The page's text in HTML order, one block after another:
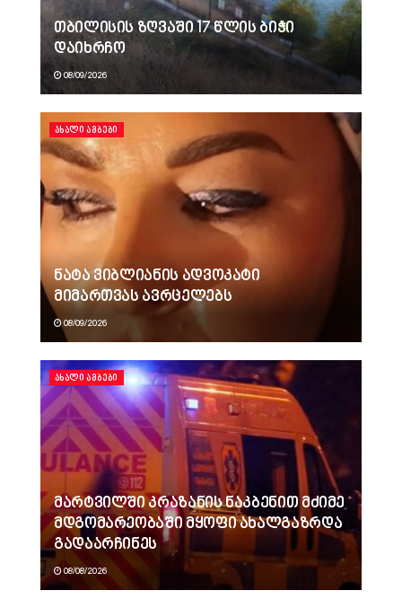
თბილისის ზღვაში 17 წლის ბიჭი
დაიხრჩო
08/09/2026
ᲐᲮᲐᲚᲘ ᲐᲛᲑᲔᲑᲘ
ნატა ვიბლიანის ადვოკატი
მიმართვას ავრცელებს
08/09/2026
ᲐᲮᲐᲚᲘ ᲐᲛᲑᲔᲑᲘ
მარტვილში კრაზანის ნაკბენით მძიმე
მდგომარეობაში მყოფი ახალგაზრდა
გადაარჩინეს
08/08/2026